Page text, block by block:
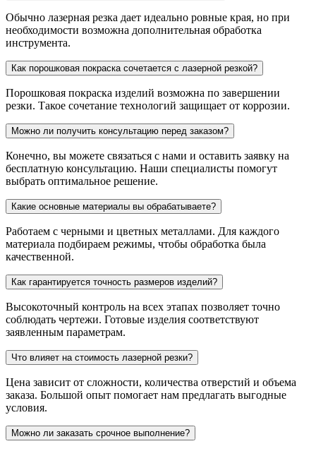
Обычно лазерная резка дает идеально ровные края, но при
необходимости возможна дополнительная обработка
инструмента.
Как порошковая покраска сочетается с лазерной резкой?
Порошковая покраска изделий возможна по завершении
резки. Такое сочетание технологий защищает от коррозии.
Можно ли получить консультацию перед заказом?
Конечно, вы можете связаться с нами и оставить заявку на
бесплатную консультацию. Наши специалисты помогут
выбрать оптимальное решение.
Какие основные материалы вы обрабатываете?
Работаем с черными и цветных металлами. Для каждого
материала подбираем режимы, чтобы обработка была
качественной.
Как гарантируется точность размеров изделий?
Высокоточный контроль на всех этапах позволяет точно
соблюдать чертежи. Готовые изделия соответствуют
заявленным параметрам.
Что влияет на стоимость лазерной резки?
Цена зависит от сложности, количества отверстий и объема
заказа. Большой опыт помогает нам предлагать выгодные
условия.
Можно ли заказать срочное выполнение?